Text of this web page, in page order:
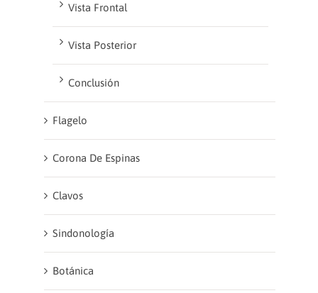
Vista Frontal
Vista Posterior
Conclusión
Flagelo
Corona De Espinas
Clavos
Sindonología
Botánica